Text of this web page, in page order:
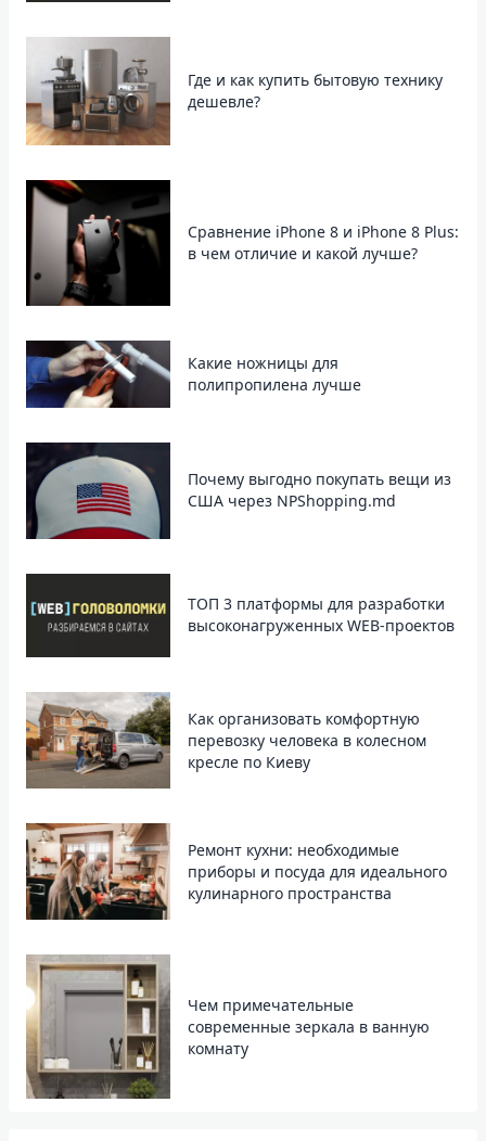
Где и как купить бытовую технику
дешевле?
Сравнение iPhone 8 и iPhone 8 Plus:
в чем отличие и какой лучше?
Какие ножницы для
полипропилена лучше
Почему выгодно покупать вещи из
США через NPShopping.md
ТОП 3 платформы для разработки
высоконагруженных WEB-проектов
Как организовать комфортную
перевозку человека в колесном
кресле по Киеву
Ремонт кухни: необходимые
приборы и посуда для идеального
кулинарного пространства
Чем примечательные
современные зеркала в ванную
комнату